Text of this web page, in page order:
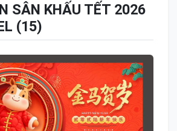
SÂN KHẤU TẾT 2026
(15)